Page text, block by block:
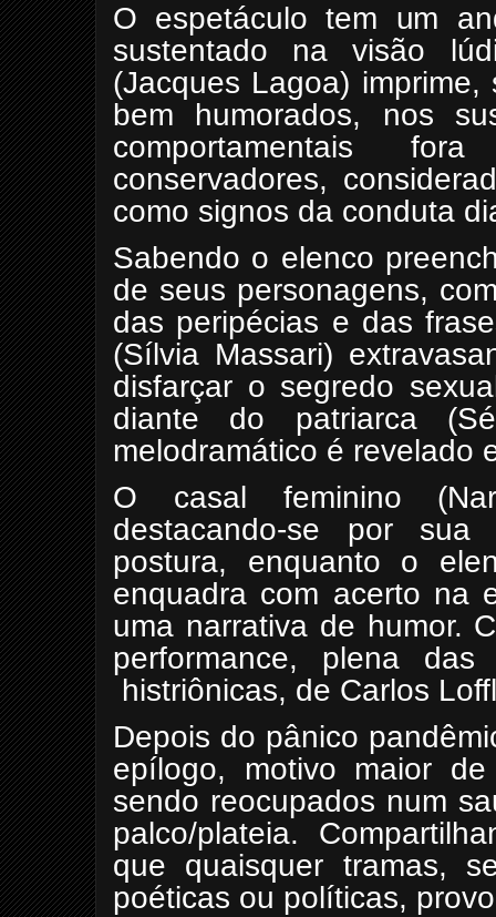
O espetáculo tem um
sustentado na visão
(Jacques Lagoa)
bem humorados, nos
comportamentais
conservadores,
como signos da conduta
Sabendo o elenco
de seus personagens,
das peripécias e das
(Sílvia Massari)
disfarçar o segredo
diante do patriarca
melodramático é revelado
O casal feminino
destacando-se por sua
postura, enquanto o
enquadra com acerto na
uma narrativa de humor.
performance, plena das
histriônicas, de Carlos
Depois do pânico
epílogo, motivo maior
sendo reocupados num
palco/plateia.
que quaisquer tramas,
poéticas ou políticas,